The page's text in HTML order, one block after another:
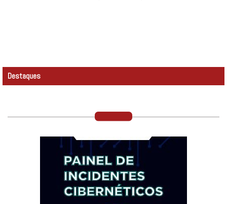
Destaques